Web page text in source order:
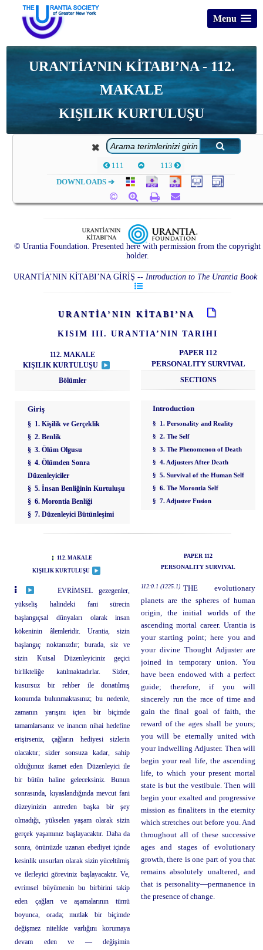
Menu
URANTİA’NIN KİTABI’NA - 112.
MAKALE
KIŞILIK KURTULUŞU
111 113
DOWNLOADS ➔
© Urantia Foundation. Presented here with permission from the copyright
holder.
URANTİA’NIN KİTABI’NA GİRİŞ -- Introduction to The Urantia Book
URANTİA’NIN KİTABI’NA
KISIM III. URANTIA’NIN TARIHI
112. MAKALE
KIŞILIK KURTULUŞU
Bölümler
Giriş
§ 1. Kişilik ve Gerçeklik
§ 2. Benlik
§ 3. Ölüm Olgusu
§ 4. Ölümden Sonra
Düzenleyiciler
§ 5. İnsan Benliğinin Kurtuluşu
§ 6. Morontia Benliği
§ 7. Düzenleyici Bütünleşimi
PAPER 112
PERSONALITY SURVIVAL
SECTIONS
Introduction
§ 1. Personality and Reality
§ 2. The Self
§ 3. The Phenomenon of Death
§ 4. Adjusters After Death
§ 5. Survival of the Human Self
§ 6. The Morontia Self
§ 7. Adjuster Fusion
112. MAKALE
KIŞILIK KURTULUŞU
PAPER 112
PERSONALITY SURVIVAL
EVRİMSEL gezegenler,
yükseliş halindeki fani sürecin
başlangıçsal dünyaları olarak insan
kökeninin âlemleridir. Urantia, sizin
başlangıç noktanızdır; burada, siz ve
sizin Kutsal Düzenleyiciniz geçici
birlikteliğe katılmaktadırlar. Sizler,
kusursuz bir rehber ile donatılmış
konumda bulunmaktasınız; bu nedenle,
zamanın yarışını içten bir biçimde
tamamlarsanız ve inancın nihai hedefine
erişirseniz, çağların hediyesi sizlerin
olacaktır; sizler sonsuza kadar, sahip
olduğunuz ikamet eden Düzenleyici ile
bir bütün haline geleceksiniz. Bunun
sonrasında, kıyaslandığında mevcut fani
düzeyinizin antreden başka bir şey
olmadığı, yükselen yaşam olarak sizin
gerçek yaşamınız başlayacaktır. Daha da
sonra, önünüzde uzanan ebediyet içinde
kesinlik unsurları olarak sizin yüceltilmiş
ve ilerleyici göreviniz başlayacaktır. Ve,
evrimsel büyümenin bu birbirini takip
eden çağları ve aşamalarının tümü
boyunca, orada; mutlak bir biçimde
değişmez nitelikte varlığını korumaya
devam eden ve — değişimin
112:0.1 (1225.1) THE evolutionary
planets are the spheres of human
origin, the initial worlds of the
ascending mortal career. Urantia is
your starting point; here you and
your divine Thought Adjuster are
joined in temporary union. You
have been endowed with a perfect
guide; therefore, if you will
sincerely run the race of time and
gain the final goal of faith, the
reward of the ages shall be yours;
you will be eternally united with
your indwelling Adjuster. Then will
begin your real life, the ascending
life, to which your present mortal
state is but the vestibule. Then will
begin your exalted and progressive
mission as finaliters in the eternity
which stretches out before you. And
throughout all of these successive
ages and stages of evolutionary
growth, there is one part of you that
remains absolutely unaltered, and
that is personality—permanence in
the presence of change.